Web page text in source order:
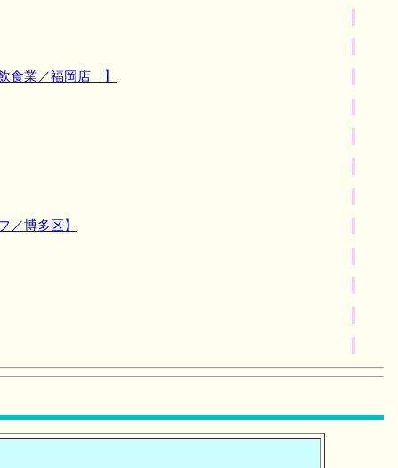
食業／福岡店 】
博多区】